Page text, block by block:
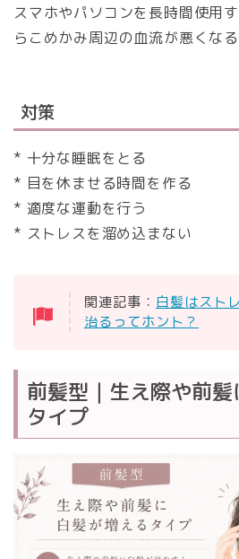
スマホやパソコンを長時間使用
らこめかみ周辺の血流が悪くな
対策
* 十分な睡眠をとる
* 目を休ませる時間を作る
* 適度な運動を行う
* ストレスを溜め込まない
関連記事： 白髪はスト
治るってホント？
前髪型｜生え際や前
タイプ